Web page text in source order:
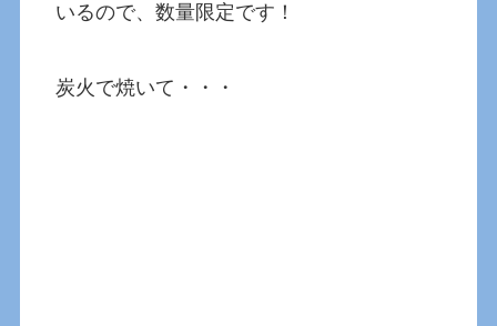
いるので、数量限定です！
炭火で焼いて・・・